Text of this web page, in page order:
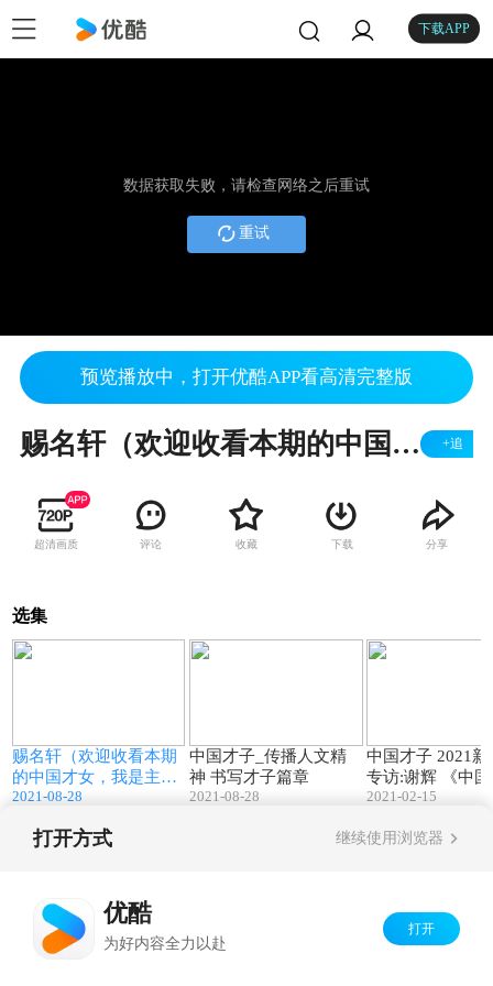
下载APP
数据获取失败，请检查网络之后重试
重试
预览播放中，打开优酷APP看高清完整版
赐名轩（欢迎收看本期的中国才女，我是主持人） +追
超清画质 评论 收藏 下载 分享
选集
赐名轩（欢迎收看本期
的中国才女，我是主持
人）
2021-08-28
中国才子_传播人文精
神 书写才子篇章
2021-08-28
中国才子 2021
专访:谢辉 《中国才
子》编委会
2021-02-15
打开方式 继续使用浏览器
优酷
为好内容全力以赴
打开